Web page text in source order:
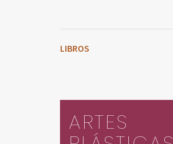
LIBROS
ARTES